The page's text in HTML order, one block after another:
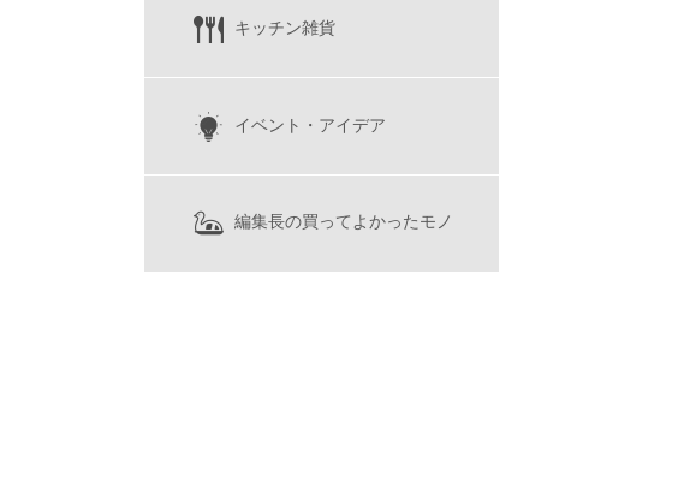
キッチン雑貨
イベント・アイデア
編集長の買ってよかったモノ